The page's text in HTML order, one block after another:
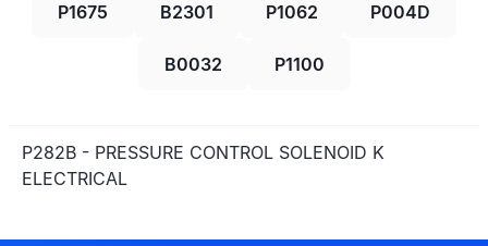
P1675 B2301 P1062 P004D
B0032 P1100
P282B - PRESSURE CONTROL SOLENOID K
ELECTRICAL